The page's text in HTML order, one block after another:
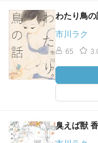
わたり鳥
市川ラク
65
臭えば獣